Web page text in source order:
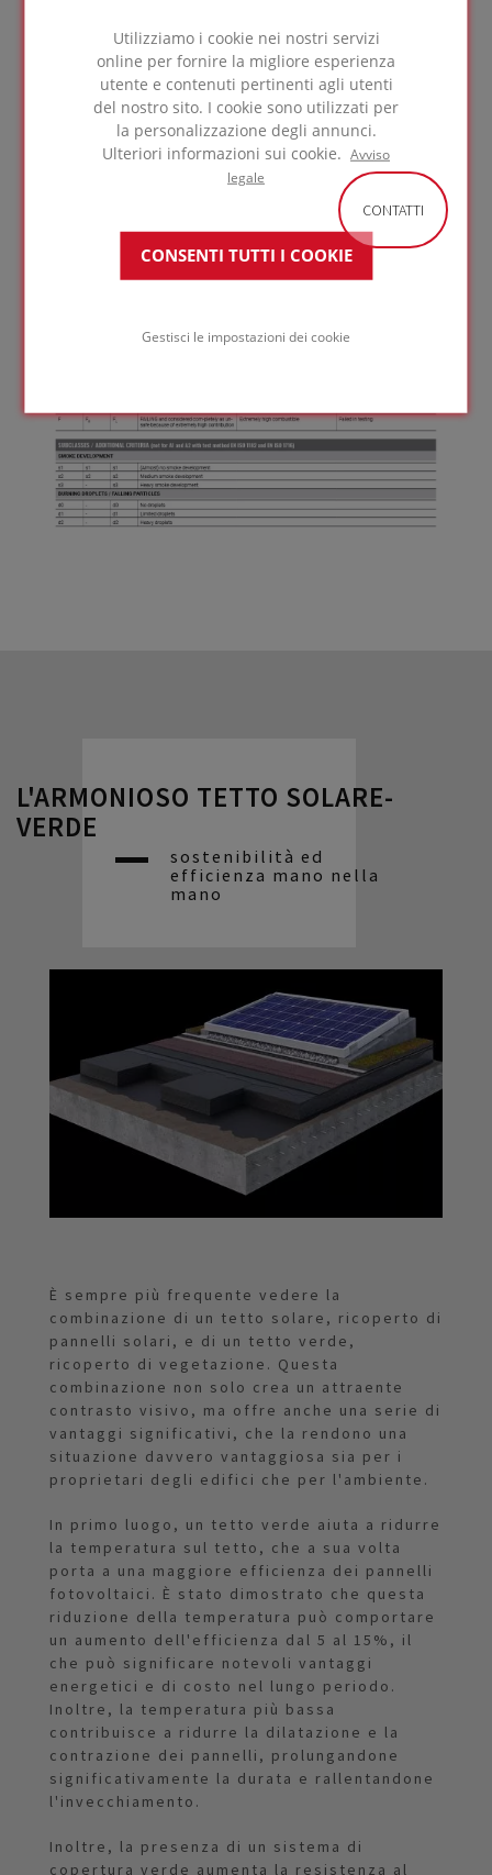
Utilizziamo i cookie nei nostri servizi
online per fornire la migliore esperienza
utente e contenuti pertinenti agli utenti
del nostro sito. I cookie sono utilizzati per
la personalizzazione degli annunci.
Ulteriori informazioni sui cookie. Avviso
legale
CONSENTI TUTTI I COOKIE
Gestisci le impostazioni dei cookie
dall'Associazione degli Assicuratori,
sconsiglia pertanto esplicitamente l'uso di
isolanti infiammabili nelle strutture del
tetto.
I materiali isolanti con classe di reazione al
fuoco A1 sono un requisito fondamentale per
garantire la sicurezza di un tetto piano.
Questo approccio consente di ridurre il
rischio di incendio e di diminuire i costi
dell'assicurazione contro gli incendi.
L'ARMONIOSO TETTO SOLARE-
VERDE
sostenibilità ed
efficienza mano nella
mano
È sempre più frequente vedere la
combinazione di un tetto solare, ricoperto di
pannelli solari, e di un tetto verde,
ricoperto di vegetazione. Questa
combinazione non solo crea un attraente
contrasto visivo, ma offre anche una serie di
vantaggi significativi, che la rendono una
situazione davvero vantaggiosa sia per i
proprietari degli edifici che per l'ambiente.
In primo luogo, un tetto verde aiuta a ridurre
la temperatura sul tetto, che a sua volta
porta a una maggiore efficienza dei pannelli
fotovoltaici. È stato dimostrato che questa
riduzione della temperatura può comportare
un aumento dell'efficienza dal 5 al 15%, il
che può significare notevoli vantaggi
energetici e di costo nel lungo periodo.
Inoltre, la temperatura più bassa
contribuisce a ridurre la dilatazione e la
contrazione dei pannelli, prolungandone
significativamente la durata e rallentandone
l'invecchiamento.
Inoltre, la presenza di un sistema di
copertura verde aumenta la resistenza al
CONTATTI